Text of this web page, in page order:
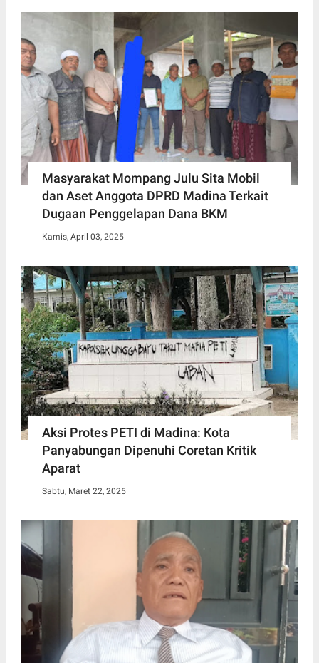
Masyarakat Mompang Julu Sita Mobil
dan Aset Anggota DPRD Madina Terkait
Dugaan Penggelapan Dana BKM
Kamis, April 03, 2025
Aksi Protes PETI di Madina: Kota
Panyabungan Dipenuhi Coretan Kritik
Aparat
Sabtu, Maret 22, 2025